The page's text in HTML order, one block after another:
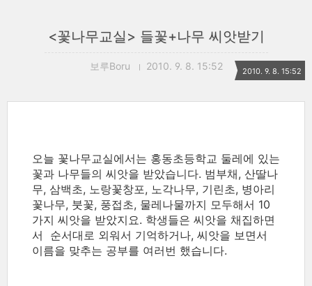
<꽃나무교실> 들꽃+나무 씨앗받기
보루Boru 2010. 9. 8. 15:52 2010. 9. 8. 15:52
오늘 꽃나무교실에서는 홍동초등학교 둘레에 있는
꽃과 나무들의 씨앗을 받았습니다. 범부채, 산딸나
무, 삼백초, 노랑꽃창포, 노각나무, 기린초, 병아리
꽃나무, 붓꽃, 풍접초, 물레나물까지 모두해서 10
가지 씨앗을 받았지요. 학생들은 씨앗을 채집하면
서 순서대로 외워서 기억하거나, 씨앗을 보면서
이름을 맞추는 공부를 여러번 했습니다.